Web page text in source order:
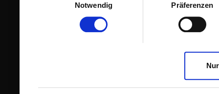
Notwendig
Präferenzen